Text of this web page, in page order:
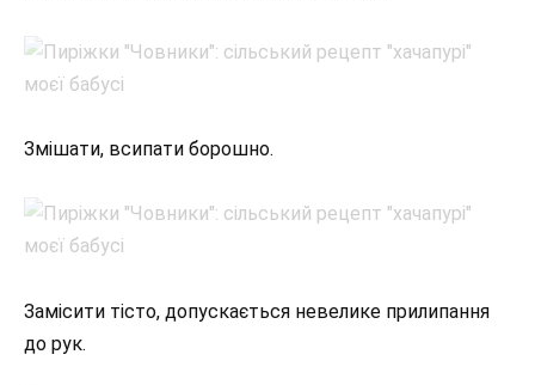
Змішати, всипати борошно.
Замісити тісто, допускається невелике прилипання
до рук.